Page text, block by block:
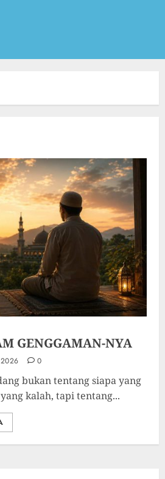
GENGGAMAN-NYA
0
bukan tentang siapa yang
kalah, tapi tentang...